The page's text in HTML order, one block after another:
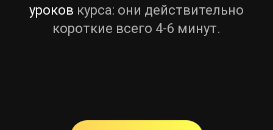
уроков курса: они действительно
короткие всего 4-6 минут.